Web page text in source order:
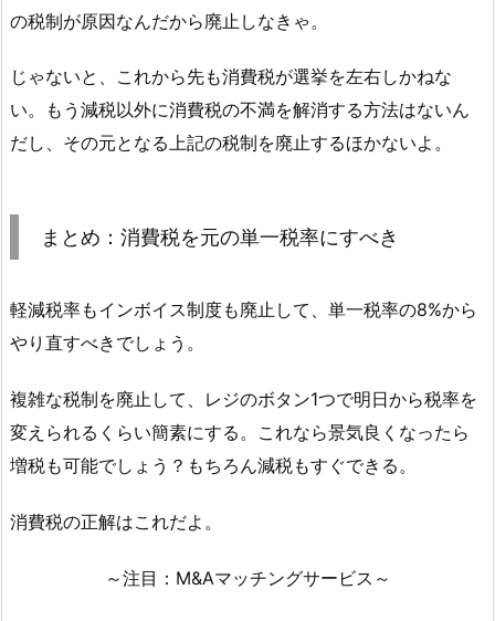
の税制が原因なんだから廃止しなきゃ。
じゃないと、これから先も消費税が選挙を左右しかねな
い。もう減税以外に消費税の不満を解消する方法はないん
だし、その元となる上記の税制を廃止するほかないよ。
まとめ：消費税を元の単一税率にすべき
軽減税率もインボイス制度も廃止して、単一税率の8%から
やり直すべきでしょう。
複雑な税制を廃止して、レジのボタン1つで明日から税率を
変えられるくらい簡素にする。これなら景気良くなったら
増税も可能でしょう？もちろん減税もすぐできる。
消費税の正解はこれだよ。
～注目：M&Aマッチングサービス～